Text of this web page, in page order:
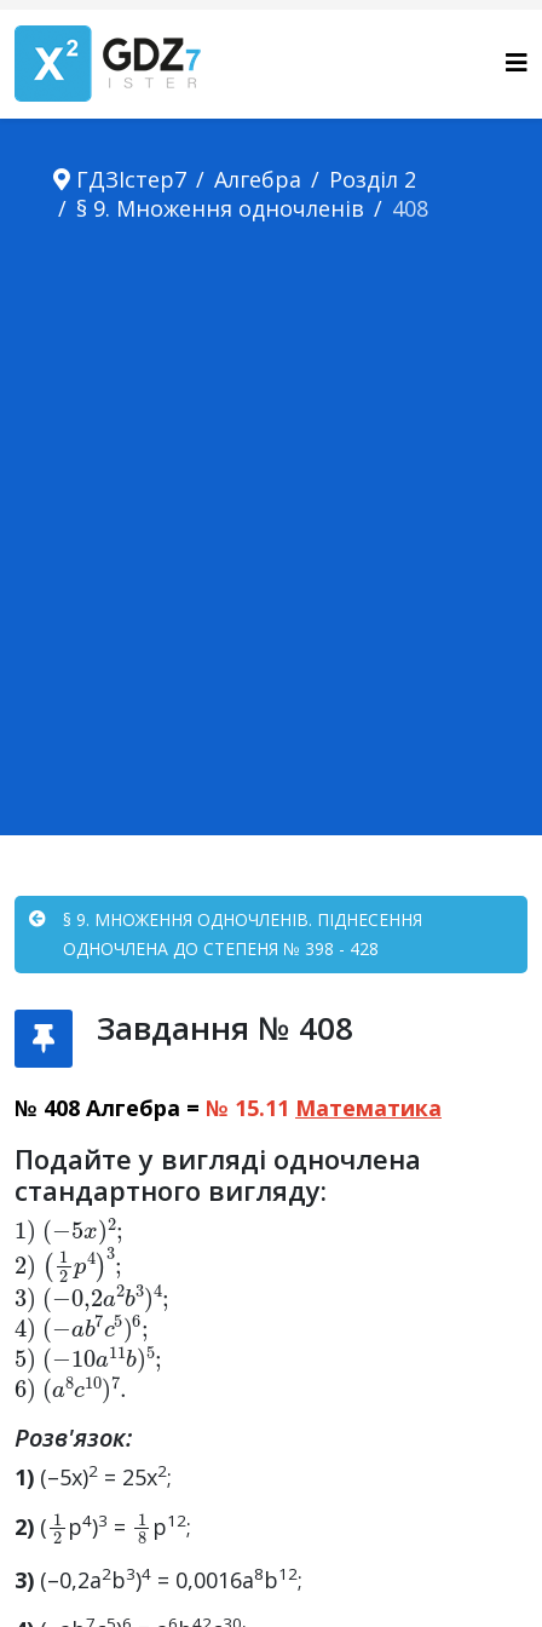
ГДЗІстер7 Алгебра
Розділ 2
§ 9. Множення одночленів
408
§ 9. МНОЖЕННЯ ОДНОЧЛЕНІВ. ПІДНЕСЕННЯ
ОДНОЧЛЕНА ДО СТЕПЕНЯ № 398 - 428
Завдання № 408
№ 408 Алгебра = № 15.11 Математика
Подайте у вигляді одночлена
стандартного вигляду:
1) ( 5x )2
2) (1 2p4)3
3) (−0, 2a 2b3)
4) (−ab7c5)6 ;
5) (−10a11b)
6) (a8c10)7.
Розв'язок:
1) (–5х)2 = 25x2;
2) ( 1 p4)3 = 1 р12;
3) (–0,2a2b3)4 = 0,0016а8b12;